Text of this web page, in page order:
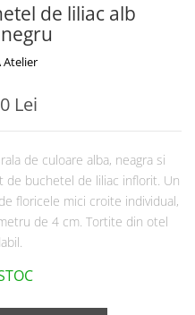
de liliac alb
Atelier
Lei
de culoare alba, neagra si
de buchetel de liliac inflorit. Un
floricele mici croite individual,
de 4 cm. Tortite din otel